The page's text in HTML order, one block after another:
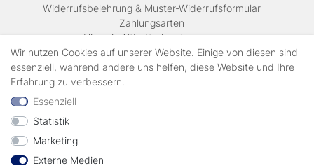
Widerrufsbelehrung & Muster-Widerrufsformular
Zahlungsarten
Hinweis Altbatterieentsorgung
Versandkosten & Lieferinformationen
Zahlungsarten
Wir nutzen Cookies auf unserer Website. Einige von diesen sind
essenziell, während andere uns helfen, diese Website und Ihre
Erfahrung zu verbessern.
Essenziell
Statistik
Marketing
Externe Medien